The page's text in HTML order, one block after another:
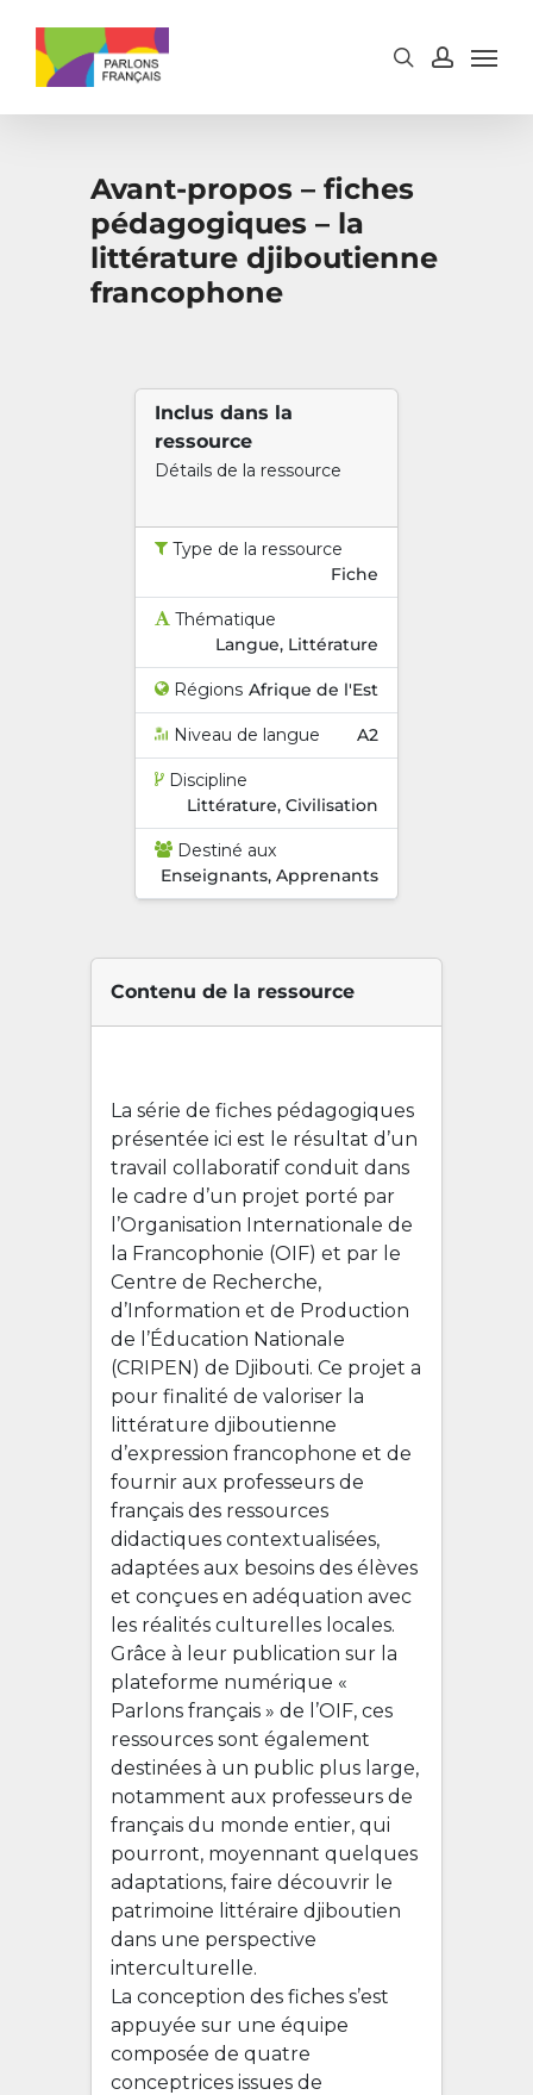
Avant-propos – fiches
pédagogiques – la
littérature djiboutienne
francophone
Inclus dans la
ressource
Détails de la ressource
Type de la ressource
Fiche
Thématique
Langue, Littérature
Régions Afrique de l'Est
Niveau de langue A2
Discipline
Littérature, Civilisation
Destiné aux
Enseignants, Apprenants
Contenu de la ressource
La série de fiches pédagogiques
présentée ici est le résultat d’un
travail collaboratif conduit dans
le cadre d’un projet porté par
l’Organisation Internationale de
la Francophonie (OIF) et par le
Centre de Recherche,
d’Information et de Production
de l’Éducation Nationale
(CRIPEN) de Djibouti. Ce projet a
pour finalité de valoriser la
littérature djiboutienne
d’expression francophone et de
fournir aux professeurs de
français des ressources
didactiques contextualisées,
adaptées aux besoins des élèves
et conçues en adéquation avec
les réalités culturelles locales.
Grâce à leur publication sur la
plateforme numérique «
Parlons français » de l’OIF, ces
ressources sont également
destinées à un public plus large,
notamment aux professeurs de
français du monde entier, qui
pourront, moyennant quelques
adaptations, faire découvrir le
patrimoine littéraire djiboutien
dans une perspective
interculturelle.
La conception des fiches s’est
appuyée sur une équipe
composée de quatre
conceptrices issues de